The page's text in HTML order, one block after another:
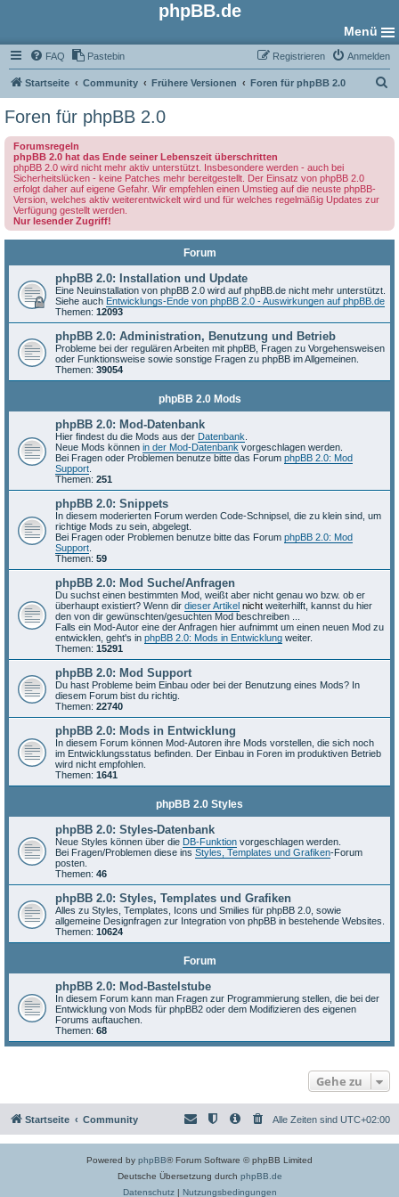
phpBB.de
Menü
FAQ Pastebin Anmelden
Registrieren
Startseite Community Frühere Versionen Foren für phpBB 2.0
Foren für phpBB 2.0
Forumsregeln
phpBB 2.0 hat das Ende seiner Lebenszeit überschritten
phpBB 2.0 wird nicht mehr aktiv unterstützt. Insbesondere werden - auch bei
Sicherheitslücken - keine Patches mehr bereitgestellt. Der Einsatz von phpBB 2.0
erfolgt daher auf eigene Gefahr. Wir empfehlen einen Umstieg auf die neuste phpBB-
Version, welches aktiv weiterentwickelt wird und für welches regelmäßig Updates zur
Verfügung gestellt werden.
Nur lesender Zugriff!
Forum
phpBB 2.0: Installation und Update
Eine Neuinstallation von phpBB 2.0 wird auf phpBB.de nicht mehr unterstützt.
Siehe auch Entwicklungs-Ende von phpBB 2.0 - Auswirkungen auf phpBB.de
Themen: 12093
phpBB 2.0: Administration, Benutzung und Betrieb
Probleme bei der regulären Arbeiten mit phpBB, Fragen zu Vorgehensweisen
oder Funktionsweise sowie sonstige Fragen zu phpBB im Allgemeinen.
Themen: 39054
phpBB 2.0 Mods
phpBB 2.0: Mod-Datenbank
Hier findest du die Mods aus der Datenbank
Neue Mods können in der Mod-Datenbank vorgeschlagen werden.
Bei Fragen oder Problemen benutze bitte das Forum phpBB 2.0: Mod
Support
Themen: 251
phpBB 2.0: Snippets
In diesem moderierten Forum werden Code-Schnipsel, die zu klein sind, um
richtige Mods zu sein, abgelegt.
Bei Fragen oder Problemen benutze bitte das Forum phpBB 2.0: Mod
Support
Themen: 59
phpBB 2.0: Mod Suche/Anfragen
Du suchst einen bestimmten Mod, weißt aber nicht genau wo bzw. ob er
überhaupt existiert? Wenn dir dieser Artikel nicht weiterhilft, kannst du hier
den von dir gewünschten/gesuchten Mod beschreiben ...
Falls ein Mod-Autor eine der Anfragen hier aufnimmt um einen neuen Mod zu
entwicklen, geht's in phpBB 2.0: Mods in Entwicklung weiter.
Themen: 15291
phpBB 2.0: Mod Support
Du hast Probleme beim Einbau oder bei der Benutzung eines Mods? In
diesem Forum bist du richtig.
Themen: 22740
phpBB 2.0: Mods in Entwicklung
In diesem Forum können Mod-Autoren ihre Mods vorstellen, die sich noch
im Entwicklungsstatus befinden. Der Einbau in Foren im produktiven Betrieb
wird nicht empfohlen.
Themen: 1641
phpBB 2.0 Styles
phpBB 2.0: Styles-Datenbank
Neue Styles können über die DB-Funktion vorgeschlagen werden.
Bei Fragen/Problemen diese ins Styles, Templates und Grafiken-Forum
posten.
Themen: 46
phpBB 2.0: Styles, Templates und Grafiken
Alles zu Styles, Templates, Icons und Smilies für phpBB 2.0, sowie
allgemeine Designfragen zur Integration von phpBB in bestehende Websites.
Themen: 10624
Forum
phpBB 2.0: Mod-Bastelstube
In diesem Forum kann man Fragen zur Programmierung stellen, die bei der
Entwicklung von Mods für phpBB2 oder dem Modifizieren des eigenen
Forums auftauchen.
Themen: 68
Gehe zu
Startseite Community Alle Zeiten sind UTC+02:00
Powered by phpBB® Forum Software © phpBB Limited
Deutsche Übersetzung durch phpBB.de
Datenschutz| Nutzungsbedingungen